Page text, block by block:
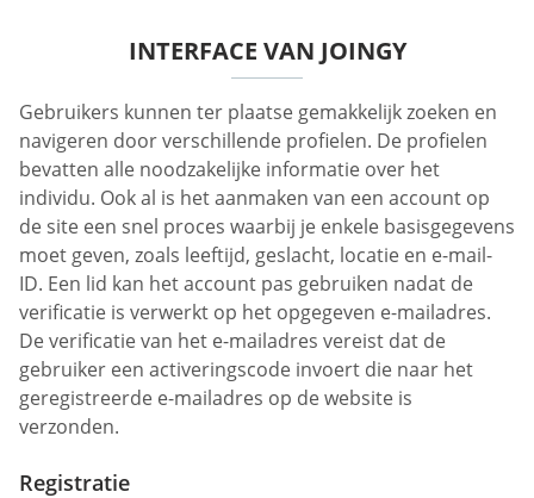
INTERFACE VAN JOINGY
Gebruikers kunnen ter plaatse gemakkelijk zoeken en
navigeren door verschillende profielen. De profielen
bevatten alle noodzakelijke informatie over het
individu. Ook al is het aanmaken van een account op
de site een snel proces waarbij je enkele basisgegevens
moet geven, zoals leeftijd, geslacht, locatie en e-mail-
ID. Een lid kan het account pas gebruiken nadat de
verificatie is verwerkt op het opgegeven e-mailadres.
De verificatie van het e-mailadres vereist dat de
gebruiker een activeringscode invoert die naar het
geregistreerde e-mailadres op de website is
verzonden.
Registratie